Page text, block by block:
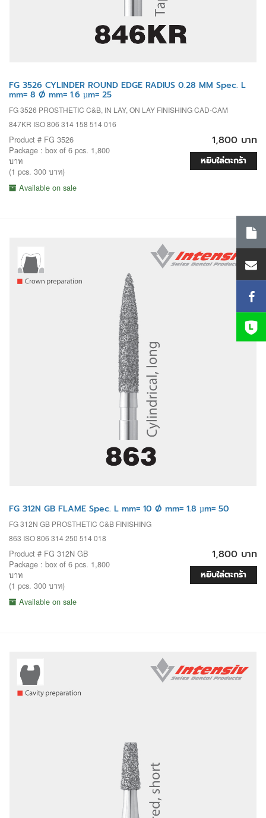
FG 3526 CYLINDER ROUND EDGE RADIUS 0.28 MM Spec. L
mm= 8 Ø mm= 1.6 µm= 25
FG 3526 PROSTHETIC C&B, IN LAY, ON LAY FINISHING CAD-CAM
847KR ISO 806 314 158 514 016
Product # FG 3526
Package : box of 6 pcs. 1,800
บาท
(1 pcs. 300 บาท)
Available on sale
1,800 บาท
หยิบใส่ตะกร้า
FG 312N GB FLAME Spec. L mm= 10 Ø mm= 1.8 µm= 50
FG 312N GB PROSTHETIC C&B FINISHING
863 ISO 806 314 250 514 018
Product # FG 312N GB
Package : box of 6 pcs. 1,800
บาท
(1 pcs. 300 บาท)
Available on sale
1,800 บาท
หยิบใส่ตะกร้า